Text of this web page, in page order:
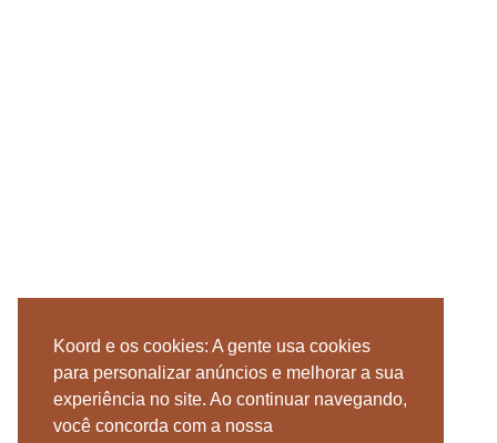
Koord e os cookies: A gente usa cookies
para personalizar anúncios e melhorar a sua
experiência no site. Ao continuar navegando,
você concorda com a nossa